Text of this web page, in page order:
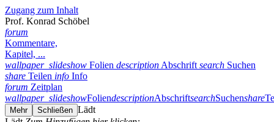
Zugang zum Inhalt
Prof. Konrad Schöbel
forum
Kommentare,
Kapitel, ...
wallpaper_slideshow Folien description Abschrift search Suchen
share Teilen info Info
forum Zeitplan
wallpaper_slideshowFoliendescriptionAbschriftsearchSuchenshare
Mehr Schließen Lädt